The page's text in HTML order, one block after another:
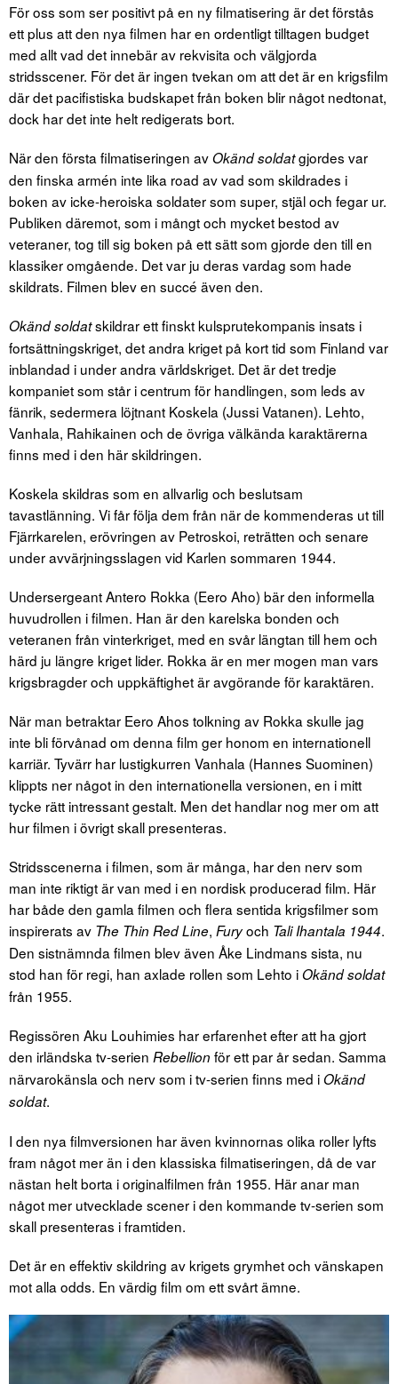
För oss som ser positivt på en ny filmatisering är det förstås
ett plus att den nya filmen har en ordentligt tilltagen budget
med allt vad det innebär av rekvisita och välgjorda
stridsscener. För det är ingen tvekan om att det är en krigsfilm
där det pacifistiska budskapet från boken blir något nedtonat,
dock har det inte helt redigerats bort.
När den första filmatiseringen avOkänd soldatgjordes var
den finska armén inte lika road av vad som skildrades i
boken av icke-heroiska soldater som super, stjäl och fegar ur.
Publiken däremot, som i mångt och mycket bestod av
veteraner, tog till sig boken på ett sätt som gjorde den till en
klassiker omgående. Det var ju deras vardag som hade
skildrats. Filmen blev en succé även den.
Okänd soldatskildrar ett finskt kulsprutekompanis insats i
fortsättningskriget, det andra kriget på kort tid som Finland var
inblandad i under andra världskriget. Det är det tredje
kompaniet som står i centrum för handlingen, som leds av
fänrik, sedermera löjtnant Koskela (Jussi Vatanen). Lehto,
Vanhala, Rahikainen och de övriga välkända karaktärerna
finns med i den här skildringen.
Koskela skildras som en allvarlig och beslutsam
tavastlänning. Vi får följa dem från när de kommenderas ut till
Fjärrkarelen, erövringen av Petroskoi, reträtten och senare
under avvärjningsslagen vid Karlen sommaren 1944.
Undersergeant Antero Rokka (Eero Aho) bär den informella
huvudrollen i filmen. Han är den karelska bonden och
veteranen från vinterkriget, med en svår längtan till hem och
härd ju längre kriget lider. Rokka är en mer mogen man vars
krigsbragder och uppkäftighet är avgörande för karaktären.
När man betraktar Eero Ahos tolkning av Rokka skulle jag
inte bli förvånad om denna film ger honom en internationell
karriär. Tyvärr har lustigkurren Vanhala (Hannes Suominen)
klippts ner något in den internationella versionen, en i mitt
tycke rätt intressant gestalt. Men det handlar nog mer om att
hur filmen i övrigt skall presenteras.
Stridsscenerna i filmen, som är många, har den nerv som
man inte riktigt är van med i en nordisk producerad film. Här
har både den gamla filmen och flera sentida krigsfilmer som
inspirerats av The Thin Red Line, Furyoch Tali Ihantala 1944.
Den sistnämnda filmen blev även Åke Lindmans sista, nu
stod han för regi, han axlade rollen som Lehto iOkänd soldat
från 1955.
Regissören Aku Louhimies har erfarenhet efter att ha gjort
den irländska tv-serien Rebellion för ett par år sedan. Samma
närvarokänsla och nerv som i tv-serien finns med iOkänd
soldat.
I den nya filmversionen har även kvinnornas olika roller lyfts
fram något mer än i den klassiska filmatiseringen, då de var
nästan helt borta i originalfilmen från 1955. Här anar man
något mer utvecklade scener i den kommande tv-serien som
skall presenteras i framtiden.
Det är en effektiv skildring av krigets grymhet och vänskapen
mot alla odds. En värdig film om ett svårt ämne.